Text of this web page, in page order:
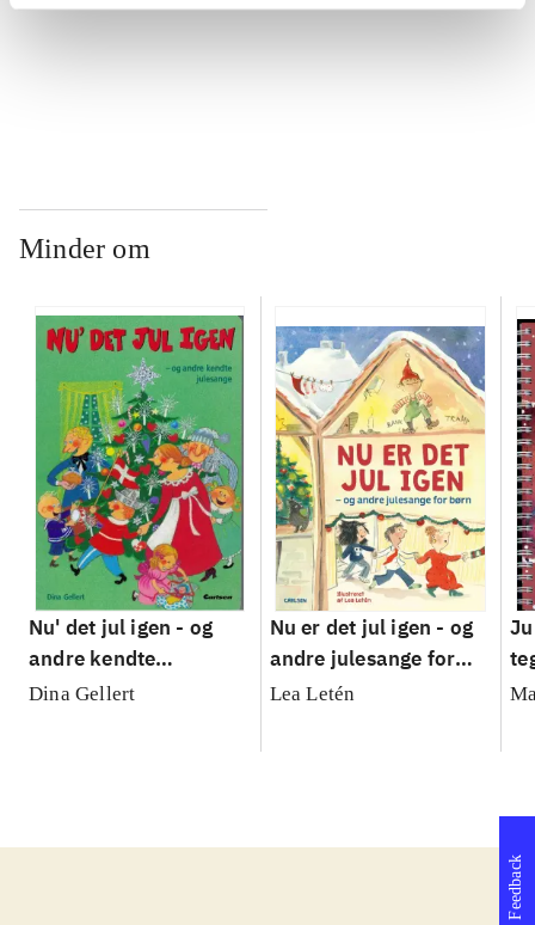
Minder om
Nu' det jul igen - og
andre kendte
julesange
Dina Gellert
Nu er det jul igen - og
andre julesange for
børn
Lea Letén
Feedback